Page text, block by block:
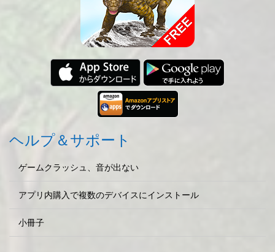
ヘルプ＆サポート
ゲームクラッシュ、音が出ない
アプリ内購入で複数のデバイスにインストール
小冊子